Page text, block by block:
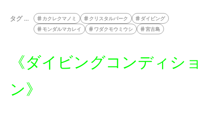
タグ … カクレクマノミ クリスタルパーク
ダイビング
モンダルマカレイ
ワダクモウミウシ 宮古島
《ダイビングコンディショ
ン》